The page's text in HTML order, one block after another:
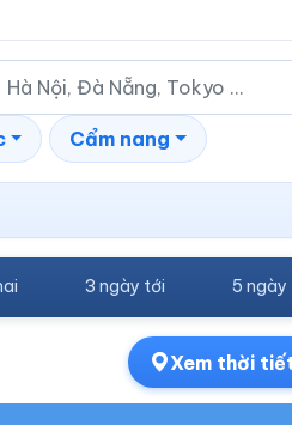
Cẩm nang
3 ngày tới 5 ngày
Xem thời